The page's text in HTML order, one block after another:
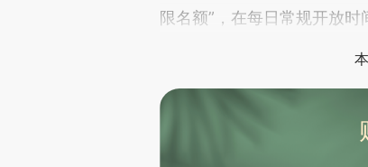
限名额”，在每日常规开放时